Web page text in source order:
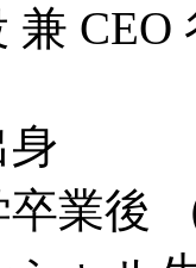
CEO
身
卒業後